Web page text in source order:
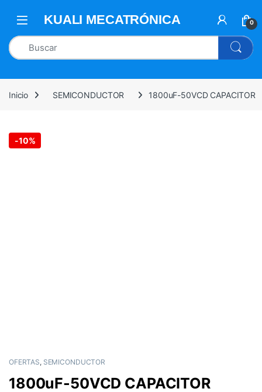
0
Inicio SEMICONDUCTOR 1800uF-50VCD CAPACITOR
-10%
OFERTAS, SEMICONDUCTOR
1800uF-50VCD CAPACITOR